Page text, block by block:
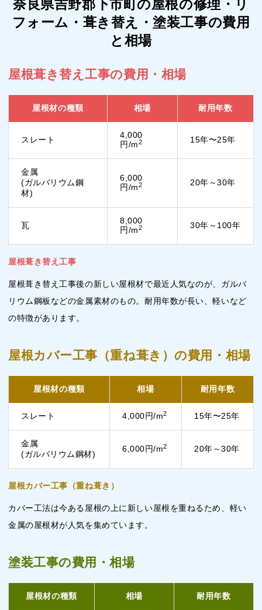
奈良県吉野郡下市町の屋根の修理・リ
フォーム・葺き替え・塗装工事の費用
と相場
屋根葺き替え工事の費用・相場
屋根材の種類 相場 耐用年数
スレート
4,000
円/m2 15年〜25年
金属
(ガルバリウム鋼
材)
6,000
円/m2 20年～30年
瓦
8,000
円/m2 30年～100年
屋根葺き替え工事
屋根葺き替え工事後の新しい屋根材で最近人気なのが、ガルバ
リウム鋼板などの金属素材のもの。耐用年数が長い、軽いなど
の特徴があります。
屋根カバー工事（重ね葺き）の費用・相場
屋根材の種類 相場 耐用年数
スレート 4,000円/m2 15年〜25年
金属
(ガルバリウム鋼材)
6,000円/m2 20年～30年
屋根カバー工事（重ね葺き）
カバー工法は今ある屋根の上に新しい屋根を重ねるため、軽い
金属の屋根材が人気を集めています。
塗装工事の費用・相場
屋根材の種類 相場 耐用年数